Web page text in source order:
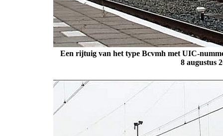
Een rijtuig van het type Bcvmh met UIC-
8 augustus